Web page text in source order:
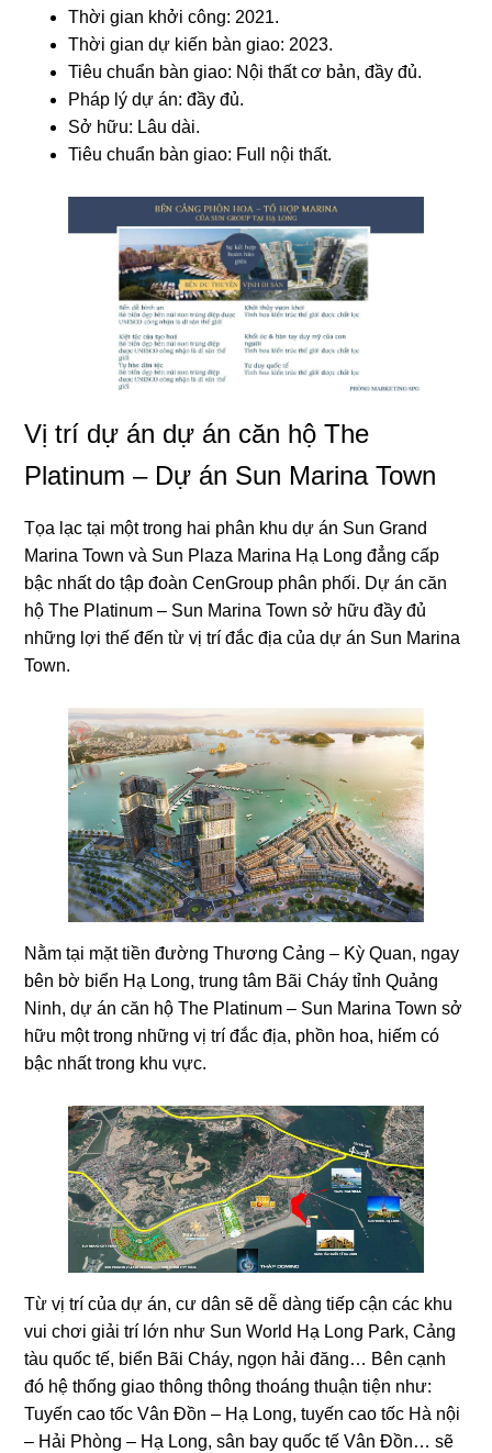
Thời gian khởi công: 2021.
Thời gian dự kiến bàn giao: 2023.
Tiêu chuẩn bàn giao: Nội thất cơ bản, đầy đủ.
Pháp lý dự án: đầy đủ.
Sở hữu: Lâu dài.
Tiêu chuẩn bàn giao: Full nội thất.
Vị trí dự án dự án căn hộ The
Platinum – Dự án Sun Marina Town
Tọa lạc tại một trong hai phân khu dự án Sun Grand
Marina Town và Sun Plaza Marina Hạ Long đẳng cấp
bậc nhất do tập đoàn CenGroup phân phối. Dự án căn
hộ The Platinum – Sun Marina Town sở hữu đầy đủ
những lợi thế đến từ vị trí đắc địa của dự án Sun Marina
Town.
Nằm tại mặt tiền đường Thương Cảng – Kỳ Quan, ngay
bên bờ biển Hạ Long, trung tâm Bãi Cháy tỉnh Quảng
Ninh, dự án căn hộ The Platinum – Sun Marina Town sở
hữu một trong những vị trí đắc địa, phồn hoa, hiếm có
bậc nhất trong khu vực.
Từ vị trí của dự án, cư dân sẽ dễ dàng tiếp cận các khu
vui chơi giải trí lớn như Sun World Hạ Long Park, Cảng
tàu quốc tế, biển Bãi Cháy, ngọn hải đăng… Bên cạnh
đó hệ thống giao thông thông thoáng thuận tiện như:
Tuyến cao tốc Vân Đồn – Hạ Long, tuyến cao tốc Hà nội
– Hải Phòng – Hạ Long, sân bay quốc tế Vân Đồn… sẽ